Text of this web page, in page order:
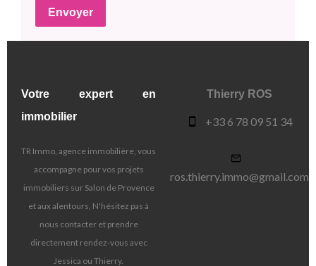
Envoyer
Votre expert en
immobilier
TR Immo, agence immobilière, vous
accompagne pour vos projets
immobiliers sur Salon de Provence
et aux alentours, N'hésitez pas à
nous contacter et prendre
directement rendez-vous avec
Jessica ou Thierry.
Thierry ROS
+33 6 78 09 51 34
ros.thierry.immo@gmail.com